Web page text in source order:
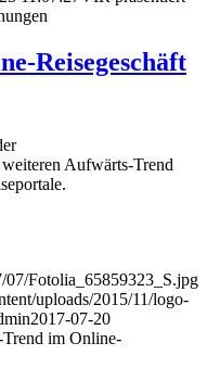
Reisegeschäft
Aufwärts-Trend
07/Fotolia_65859323_S.jpg
uploads/2015/11/logo-
2017-07-20
im Online-